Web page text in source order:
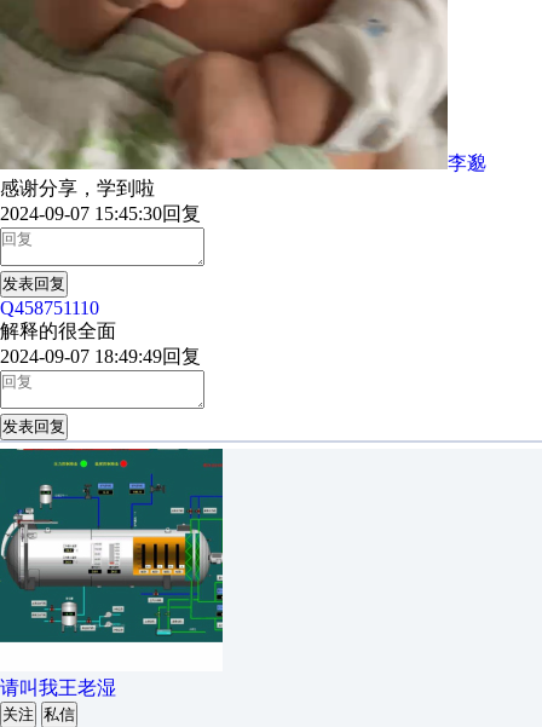
李邈
感谢分享，学到啦
2024-09-07 15:45:30回复
发表回复
Q458751110
解释的很全面
2024-09-07 18:49:49回复
发表回复
请叫我王老湿
关注 私信